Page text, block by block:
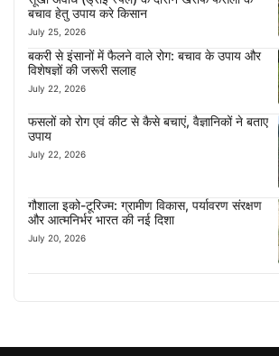
बचाव हेतु उपाय करे किसान
July 25, 2026
बकरी से इंसानों में फैलने वाले रोग: बचाव के उपाय और
विशेषज्ञों की जरूरी सलाह
July 22, 2026
फसलों को रोग एवं कीट से कैसे बचाएं, वैज्ञानिकों ने बताए
उपाय
July 22, 2026
गौशाला इको-टूरिज्म: ग्रामीण विकास, पर्यावरण संरक्षण
और आत्मनिर्भर भारत की नई दिशा
July 20, 2026